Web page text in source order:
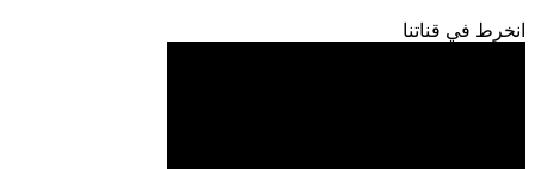
انخرط في قناتنا